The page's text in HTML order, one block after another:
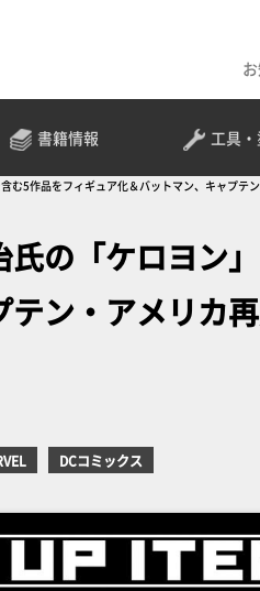
書籍情報 工具
5作品をフィギュア化＆バットマン、キャプテン
の「ケロヨン
ン・アメリカ
DCコミックス